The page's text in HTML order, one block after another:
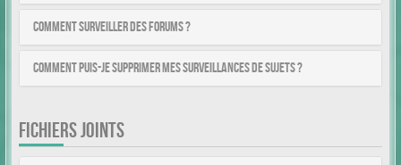
Comment surveiller des forums ?
Comment puis-je supprimer mes surveillances de sujets ?
FICHIERS JOINTS